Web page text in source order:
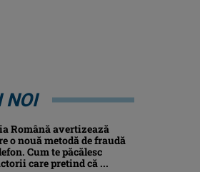
NOI
Română avertizează
o nouă metodă de fraudă
Cum te păcălesc
care pretind că ...